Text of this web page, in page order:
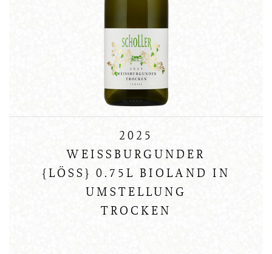
2025
WEISSBURGUNDER
{LÖSS} 0.75L BIOLAND IN
UMSTELLUNG
TROCKEN